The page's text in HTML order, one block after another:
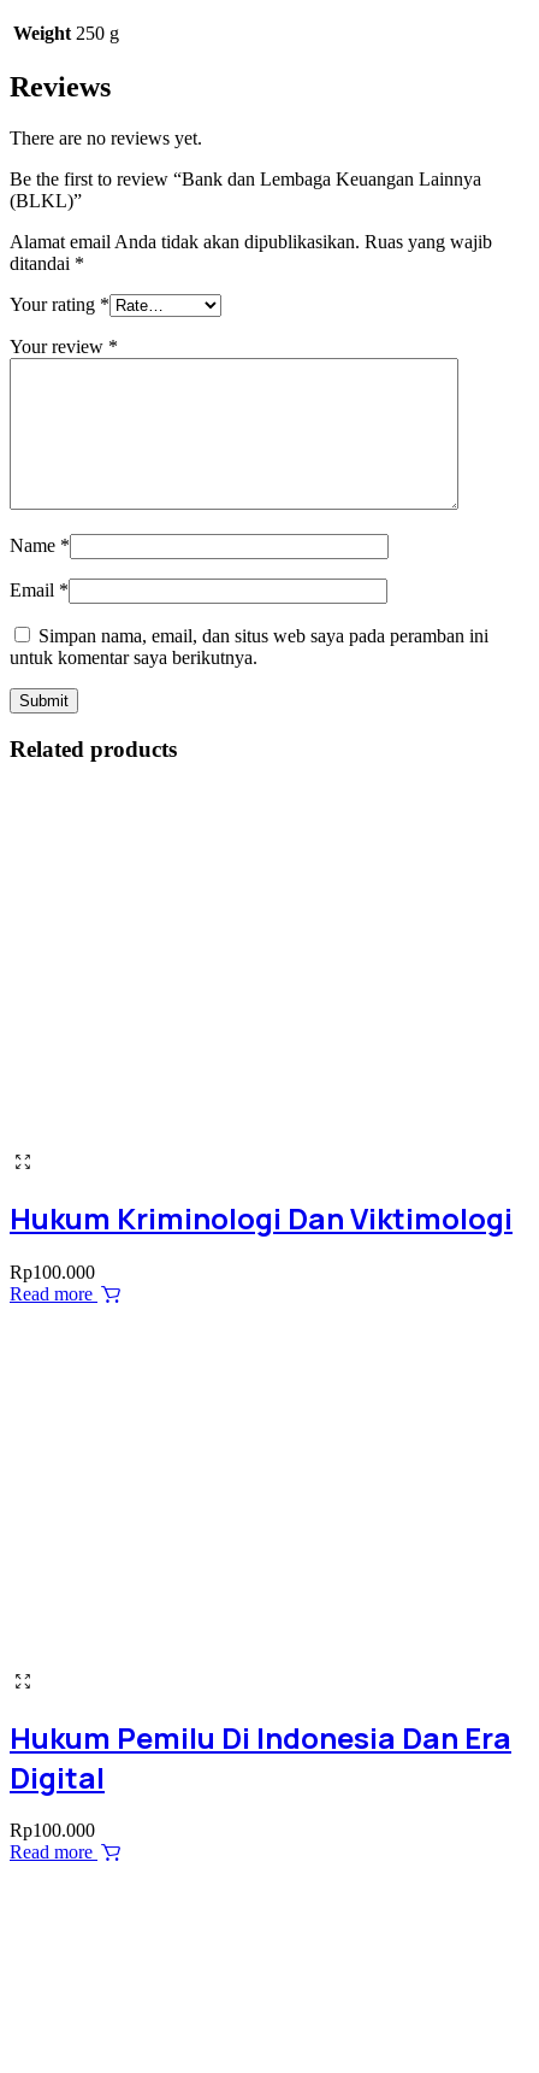
Weight 250 g
Reviews
There are no reviews yet.
Be the first to review “Bank dan Lembaga Keuangan Lainnya
(BLKL)”
Alamat email Anda tidak akan dipublikasikan. Ruas yang wajib
ditandai *
Your rating *
Your review *
Name *
Email *
Simpan nama, email, dan situs web saya pada peramban ini
untuk komentar saya berikutnya.
Related products
Hukum Kriminologi Dan Viktimologi
Rp100.000
Read more
Hukum Pemilu Di Indonesia Dan Era
Digital
Rp100.000
Read more